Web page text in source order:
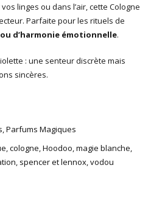
linges ou dans l’air, cette Cologne
Parfaite pour les rituels de
d’harmonie émotionnelle.
: une senteur discrète mais
sincères.
,Parfums Magiques
,cologne,Hoodoo,magie blanche,
, spencer et lennox,vodou